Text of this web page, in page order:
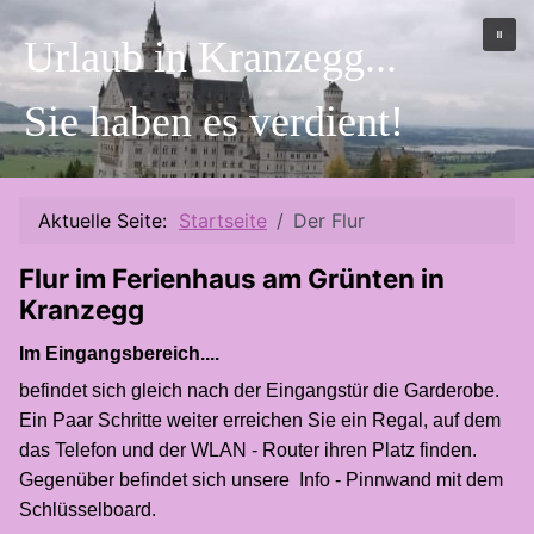
Urlaub in Kranzegg...
Sie haben es verdient!
Aktuelle Seite: Startseite Der Flur
Flur im Ferienhaus am Grünten in
Kranzegg
Im Eingangsbereich....
befindet sich gleich nach der Eingangstür die Garderobe.
Ein Paar Schritte weiter erreichen Sie ein Regal, auf dem
das Telefon und der WLAN - Router ihren Platz finden.
Gegenüber befindet sich unsere Info - Pinnwand mit dem
Schlüsselboard.